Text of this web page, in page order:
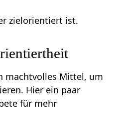
zielorientiert ist.
machtvolles Mittel, um
Hier ein paar
für mehr